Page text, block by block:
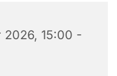
2026, 15:00 -